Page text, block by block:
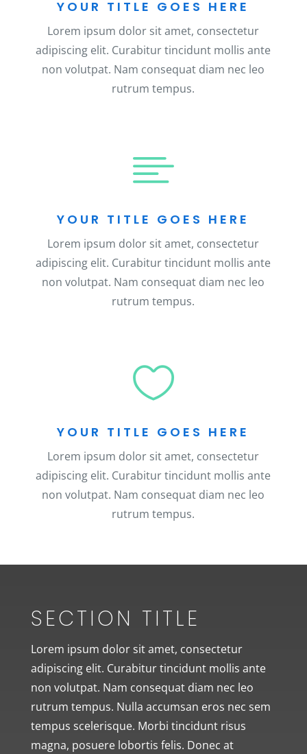
YOUR TITLE GOES HERE
Lorem ipsum dolor sit amet, consectetur
adipiscing elit. Curabitur tincidunt mollis ante
non volutpat. Nam consequat diam nec leo
rutrum tempus.

YOUR TITLE GOES HERE
Lorem ipsum dolor sit amet, consectetur
adipiscing elit. Curabitur tincidunt mollis ante
non volutpat. Nam consequat diam nec leo
rutrum tempus.

YOUR TITLE GOES HERE
Lorem ipsum dolor sit amet, consectetur
adipiscing elit. Curabitur tincidunt mollis ante
non volutpat. Nam consequat diam nec leo
rutrum tempus.
SECTION TITLE
Lorem ipsum dolor sit amet, consectetur
adipiscing elit. Curabitur tincidunt mollis ante
non volutpat. Nam consequat diam nec leo
rutrum tempus. Nulla accumsan eros nec sem
tempus scelerisque. Morbi tincidunt risus
magna, posuere lobortis felis. Donec at